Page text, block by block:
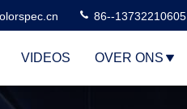
86--13732210605
VIDEOS OVER ONS